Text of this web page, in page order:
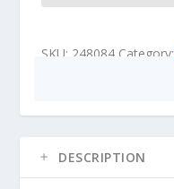
SKU: 248084 Category:
DESCRIPTION